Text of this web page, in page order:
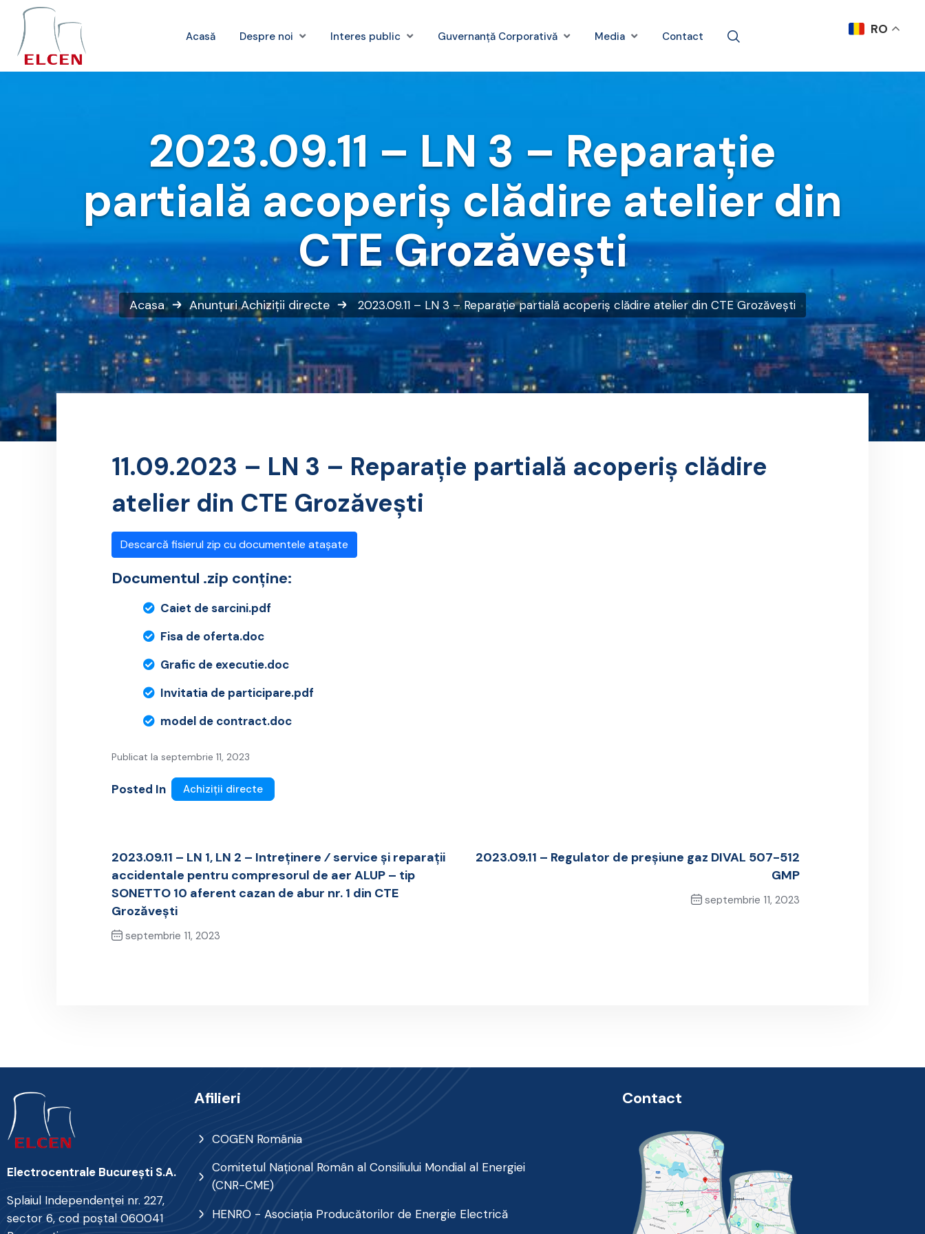
Acasă Despre noi Interes public Guvernanță Corporativă Media Contact
2023.09.11 – LN 3 – Reparație
partială acoperiș clădire atelier din
CTE Grozăvești
Acasa Anunțuri Achiziții directe 2023.09.11 – LN 3 – Reparație partială acoperiș clădire atelier din CTE Grozăvești
11.09.2023 – LN 3 – Reparație partială acoperiș clădire
atelier din CTE Grozăvești
Descarcă fisierul zip cu documentele atașate
Documentul .zip conține:
Caiet de sarcini.pdf
Fisa de oferta.doc
Grafic de executie.doc
Invitatia de participare.pdf
model de contract.doc
Publicat la septembrie 11, 2023
Posted In Achiziții directe
2023.09.11 – LN 1, LN 2 – Intreținere ⁄ service și reparații
accidentale pentru compresorul de aer ALUP – tip
SONETTO 10 aferent cazan de abur nr. 1 din CTE
Grozăvești
septembrie 11, 2023
2023.09.11 – Regulator de preșiune gaz DIVAL 507-512
GMP
septembrie 11, 2023
Electrocentrale Bucureşti S.A.
Splaiul Independenţei nr. 227,
sector 6, cod poştal 060041
Afilieri
COGEN România
Comitetul Naţional Român al Consiliului Mondial al Energiei
(CNR-CME)
HENRO - Asociația Producătorilor de Energie Electrică
Contact
RO